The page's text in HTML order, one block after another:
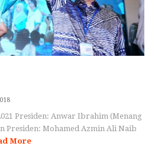
Presiden: Anwar Ibrahim (Menang
Presiden: Mohamed Azmin Ali Naib
More